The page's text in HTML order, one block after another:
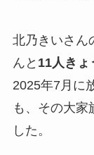
北乃きいさん
んと 11人きょ
2025年7月に
も、その大家
した。